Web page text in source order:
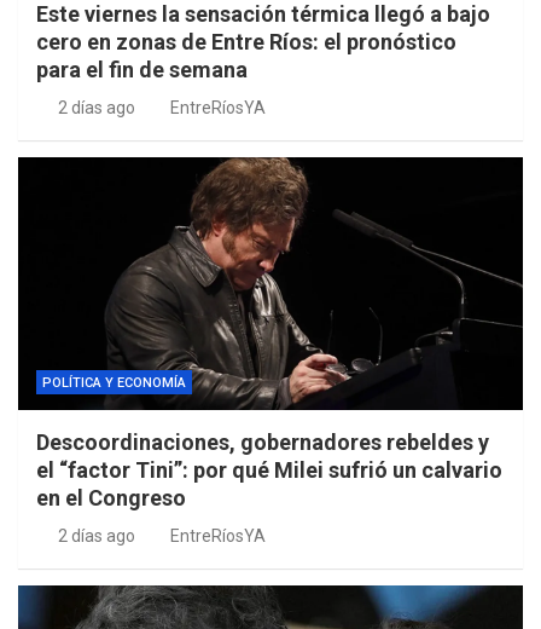
Este viernes la sensación térmica llegó a bajo
cero en zonas de Entre Ríos: el pronóstico
para el fin de semana
2 días ago EntreRíosYA
POLÍTICA Y ECONOMÍA
Descoordinaciones, gobernadores rebeldes y
el “factor Tini”: por qué Milei sufrió un calvario
en el Congreso
2 días ago EntreRíosYA